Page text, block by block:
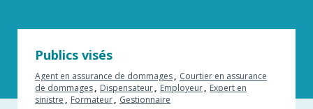
Publics visés
Agent en assurance de dommages
Courtier en assurance
de dommages
Dispensateur Employeur
Expert en
sinistre
Formateur Gestionnaire